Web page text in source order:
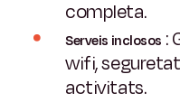
completa.
Serveis inclosos :
wifi,
activitats.